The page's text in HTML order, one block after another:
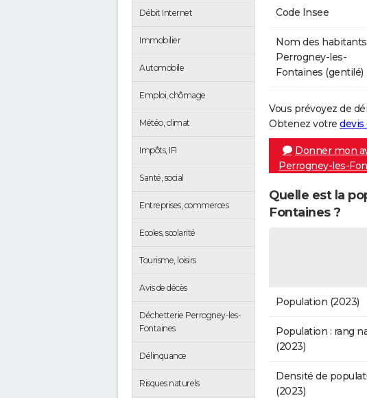
Débit Internet
Immobilier
Automobile
Emploi, chômage
Météo, climat
Impôts, IFI
Santé, social
Entreprises, commerces
Ecoles, scolarité
Tourisme, loisirs
Avis de décès
Déchetterie Perrogney-les-
Fontaines
Délinquance
Risques naturels
Code Insee
Nom des
Perrogney-les-
Fontaines (gentilé)
Vous prévoyez de
Obtenez votre
Donner mon
Perrogney-les-
Quelle est la
Fontaines ?
Population (2023)
Population : rang
(2023)
Densité de
(2023)